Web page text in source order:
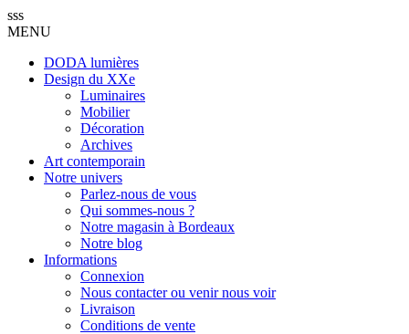
sss
MENU
DODA lumières
Design du XXe
Luminaires
Mobilier
Décoration
Archives
Art contemporain
Notre univers
Parlez-nous de vous
Qui sommes-nous ?
Notre magasin à Bordeaux
Notre blog
Informations
Connexion
Nous contacter ou venir nous voir
Livraison
Conditions de vente